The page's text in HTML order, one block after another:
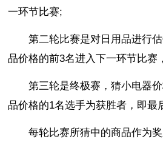
一环节比赛;
第二轮比赛是对日用品进行
品价格的前3名进入下一环节比赛
第三轮是终极赛，猜小电器
品价格的1名选手为获胜者，即最
每轮比赛所猜中的商品作为